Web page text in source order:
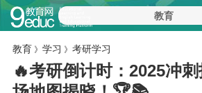
教育 》 学习 》 考研学习
🔥考研倒计时：2025冲